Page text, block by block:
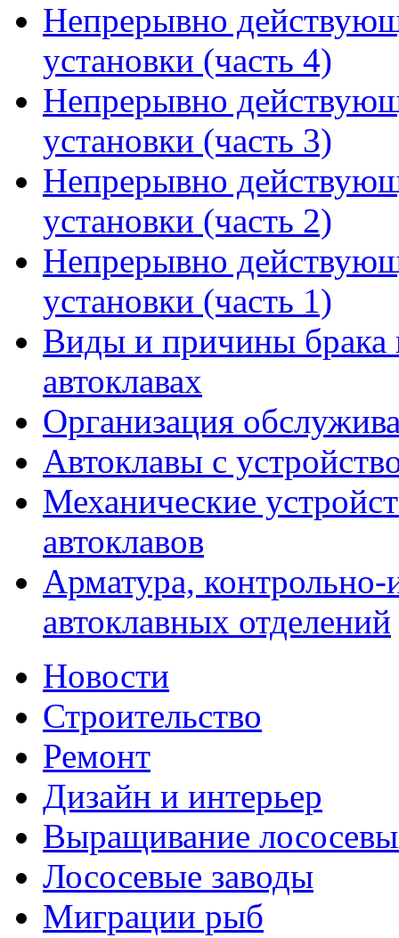
Непрерывно
установки (часть 4)
Непрерывно
установки (часть 3)
Непрерывно
установки (часть 2)
Непрерывно
установки (часть 1)
Виды и причины брака
автоклавах
Организация
Автоклавы с
Механические
автоклавов
Арматура,
автоклавных отделений
Новости
Строительство
Ремонт
Дизайн и интерьер
Выращивание
Лососевые заводы
Миграции рыб